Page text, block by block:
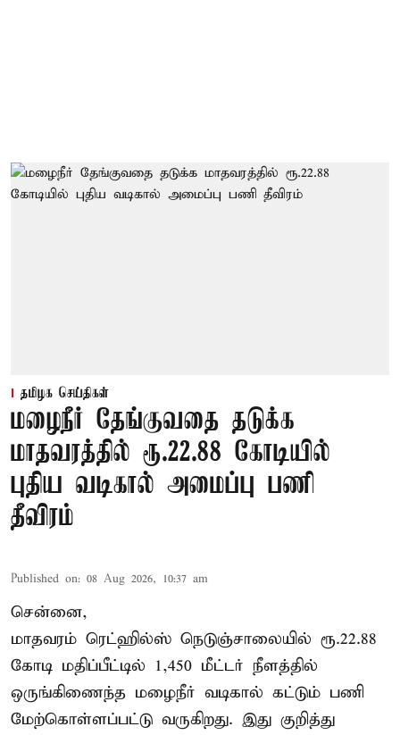
தமிழக செய்திகள்
மழைநீர் தேங்குவதை தடுக்க
மாதவரத்தில் ரூ.22.88 கோடியில்
புதிய வடிகால் அமைப்பு பணி
தீவிரம்
Published on: 08 Aug 2026, 10:37 am
சென்னை,
மாதவரம் ரெட்ஹில்ஸ் நெடுஞ்சாலையில் ரூ.22.88
கோடி மதிப்பீட்டில் 1,450 மீட்டர் நீளத்தில்
ஒருங்கிணைந்த மழைநீர் வடிகால் கட்டும் பணி
மேற்கொள்ளப்பட்டு வருகிறது. இது குறித்து